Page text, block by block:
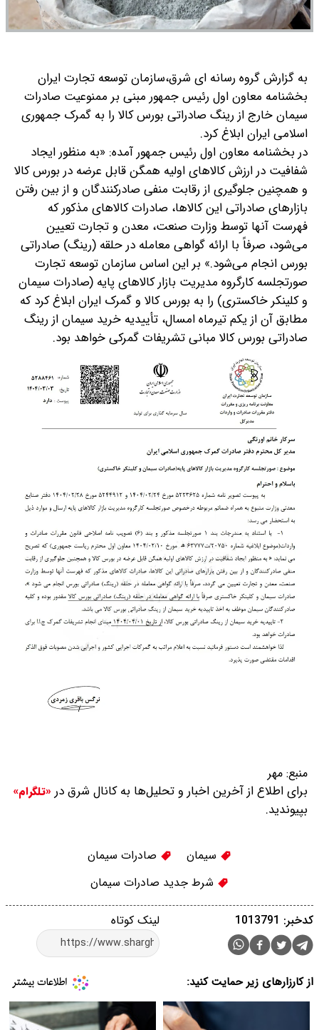
به گزارش گروه رسانه ای شرق،سازمان توسعه تجارت ایران
بخشنامه معاون اول رئیس جمهور مبنی بر ممنوعیت صادرات
سیمان خارج از رینگ صادراتی بورس کالا را به گمرک جمهوری
اسلامی ایران ابلاغ کرد.
در بخشنامه معاون اول رئیس جمهور آمده: «به منظور ایجاد
شفافیت در ارزش کالاهای اولیه همگن قابل عرضه در بورس کالا
و همچنین جلوگیری از رقابت منفی صادرکنندگان و از بین رفتن
بازارهای صادراتی این کالاها، صادرات کالاهای مذکور که
فهرست آنها توسط وزارت صنعت، معدن و تجارت تعیین
می‌شود، صرفاً با ارائه گواهی معامله در حلقه (رینگ) صادراتی
بورس انجام می‌شود.» بر این اساس سازمان توسعه تجارت
صورتجلسه کارگروه مدیریت بازار کالاهای پایه (صادرات سیمان
و کلینکر خاکستری) را به بورس کالا و گمرک ایران ابلاغ کرد که
مطابق آن از یکم تیرماه امسال، تأییدیه خرید سیمان از رینگ
صادراتی بورس کالا مبانی تشریفات گمرکی خواهد بود.
منبع: مهر
برای اطلاع از آخرین اخبار و تحلیل‌ها به کانال شرق در «تلگرام»
بپیوندید.
سیمان
صادرات سیمان
شرط جدید صادرات سیمان
لینک کوتاه کدخبر: 1013791
از کارزارهای زیر حمایت کنید: